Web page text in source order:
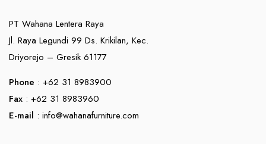
PT Wahana Lentera Raya
Jl. Raya Legundi 99 Ds. Krikilan, Kec.
Driyorejo – Gresik 61177
Phone : +62 31 8983900
Fax : +62 31 8983960
E-mail : info@wahanafurniture.com